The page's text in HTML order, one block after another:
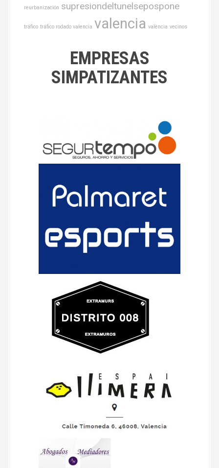
reurbanización supresiondeltunelsepospone
tráfico tráfico rodado valencia valencia valència vecinos
EMPRESAS
SIMPATIZANTES